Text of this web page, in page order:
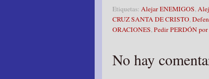
Etiquetas: Alejar ENEMIGOS,
CRUZ SANTA DE CRISTO,
ORACIONES,Pedir PERDÓN
No hay